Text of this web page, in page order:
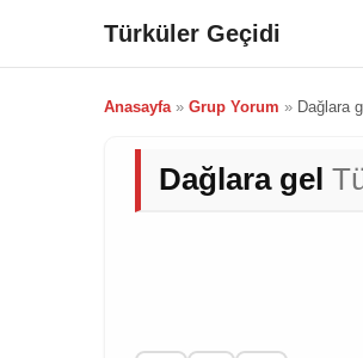
Türküler Geçidi
Anasayfa» Grup Yorum » Dağlara
Dağlara gel